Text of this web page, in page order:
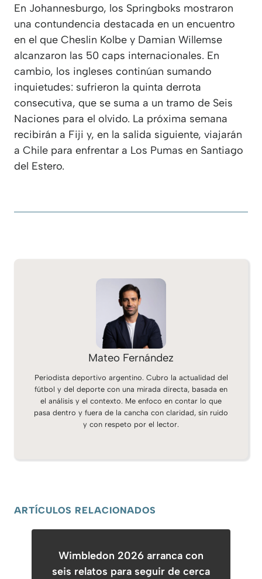
En Johannesburgo, los Springboks mostraron
una contundencia destacada en un encuentro
en el que Cheslin Kolbe y Damian Willemse
alcanzaron las 50 caps internacionales. En
cambio, los ingleses continúan sumando
inquietudes: sufrieron la quinta derrota
consecutiva, que se suma a un tramo de Seis
Naciones para el olvido. La próxima semana
recibirán a Fiji y, en la salida siguiente, viajarán
a Chile para enfrentar a Los Pumas en Santiago
del Estero.
Mateo Fernández
Periodista deportivo argentino. Cubro la actualidad del
fútbol y del deporte con una mirada directa, basada en
el análisis y el contexto. Me enfoco en contar lo que
pasa dentro y fuera de la cancha con claridad, sin ruido
y con respeto por el lector.
ARTÍCULOS RELACIONADOS
Wimbledon 2026 arranca con
seis relatos para seguir de cerca